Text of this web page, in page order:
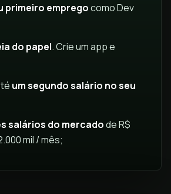
primeiro empregocomo Dev
do papel. Crie um app e
um segundo salário no seu
salários do mercadode R$
mil / mês;